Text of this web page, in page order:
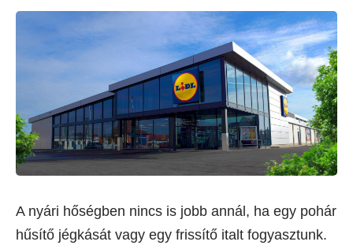
A nyári hőségben nincs is jobb annál, ha egy pohár
hűsítő jégkását vagy egy frissítő italt fogyasztunk.